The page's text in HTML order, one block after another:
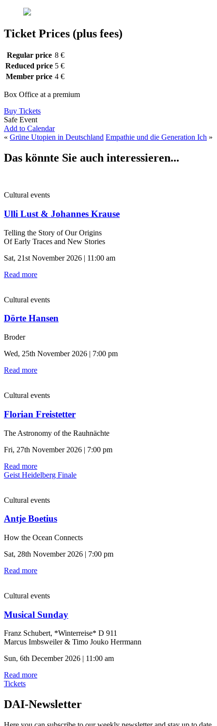
Ticket Prices (plus fees)
Regular price 8 €
Reduced price 5 €
Member price 4 €
Box Office at a premium
Buy Tickets
Safe Event
Add to Calendar
« Grüne Utopien in Deutschland Empathie und die Generation Ich »
Das könnte Sie auch interessieren...
Cultural events
Ulli Lust & Johannes Krause
Telling the Story of Our Origins
Of Early Traces and New Stories
Sat, 21st November 2026 | 11:00 am
Read more
Cultural events
Dörte Hansen
Broder
Wed, 25th November 2026 | 7:00 pm
Read more
Cultural events
Florian Freistetter
The Astronomy of the Rauhnächte
Fri, 27th November 2026 | 7:00 pm
Read more
Geist Heidelberg Finale
Cultural events
Antje Boetius
How the Ocean Connects
Sat, 28th November 2026 | 7:00 pm
Read more
Cultural events
Musical Sunday
Franz Schubert, *Winterreise* D 911
Marcus Imbsweiler & Timo Jouko Herrmann
Sun, 6th December 2026 | 11:00 am
Read more
Tickets
DAI-Newsletter